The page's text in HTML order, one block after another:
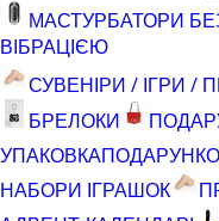
МАСТУРБАТОРИ БЕЗ
ВІБРАЦІЄЮ
СУВЕНІРИ / ІГРИ /
БРЕЛОКИ
УПАКОВКА
НАБОРИ ІГРАШОК